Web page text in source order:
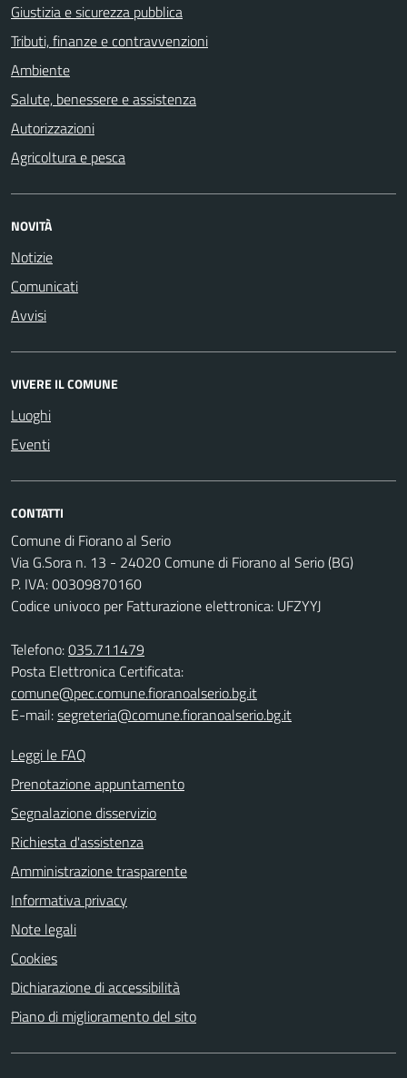
Giustizia e sicurezza pubblica
Tributi, finanze e contravvenzioni
Ambiente
Salute, benessere e assistenza
Autorizzazioni
Agricoltura e pesca
NOVITÀ
Notizie
Comunicati
Avvisi
VIVERE IL COMUNE
Luoghi
Eventi
CONTATTI
Comune di Fiorano al Serio
Via G.Sora n. 13 - 24020 Comune di Fiorano al Serio (BG)
P. IVA: 00309870160
Codice univoco per Fatturazione elettronica: UFZYYJ
Telefono:035.711479
Posta Elettronica Certificata:
comune@pec.comune.fioranoalserio.bg.it
E-mail:segreteria@comune.fioranoalserio.bg.it
Leggi le FAQ
Prenotazione appuntamento
Segnalazione disservizio
Richiesta d'assistenza
Amministrazione trasparente
Informativa privacy
Note legali
Cookies
Dichiarazione di accessibilità
Piano di miglioramento del sito